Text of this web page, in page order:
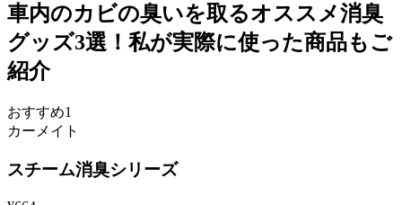
車内のカビの臭いを取るオススメ消臭
グッズ3選！私が実際に使った商品もご
紹介
おすすめ1
カーメイト
スチーム消臭シリーズ